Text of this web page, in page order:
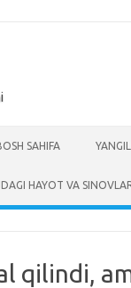
SAHIFA
HAYOT VA
qilindi,